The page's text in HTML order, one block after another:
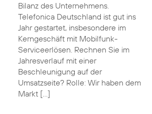
Bilanz des Unternehmens.
Telefonica Deutschland ist gut ins
Jahr gestartet, insbesondere im
Kerngeschäft mit Mobilfunk-
Serviceerlösen. Rechnen Sie im
Jahresverlauf mit einer
Beschleunigung auf der
Umsatzseite? Rolle: Wir haben dem
Markt […]